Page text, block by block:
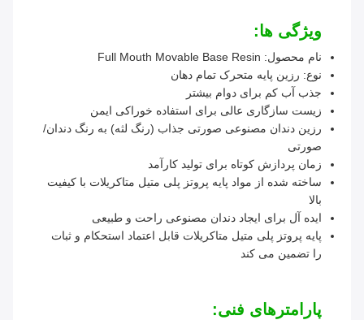
ویژگی ها:
نام محصول: Full Mouth Movable Base Resin
نوع: رزین پایه متحرک تمام دهان
جذب آب کم برای دوام بیشتر
زیست سازگاری عالی برای استفاده خوراکی ایمن
رزین دندان مصنوعی صورتی جذاب (رنگ لثه) به رنگ دندان/
صورتی
زمان پردازش کوتاه برای تولید کارآمد
ساخته شده از مواد پایه پروتز پلی متیل متاکریلات با کیفیت
بالا
ایده آل برای ایجاد دندان مصنوعی راحت و طبیعی
پایه پروتز پلی متیل متاکریلات قابل اعتماد استحکام و ثبات
را تضمین می کند
پارامترهای فنی: